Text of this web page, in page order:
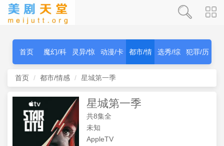
首页 魔幻/科
幻
灵异/惊
秫
动漫/卡
通
都市/情 选秀/综 犯罪/历
首页 都市/情感 星城第一季
星城第一季
共8集全
未知
AppleTV